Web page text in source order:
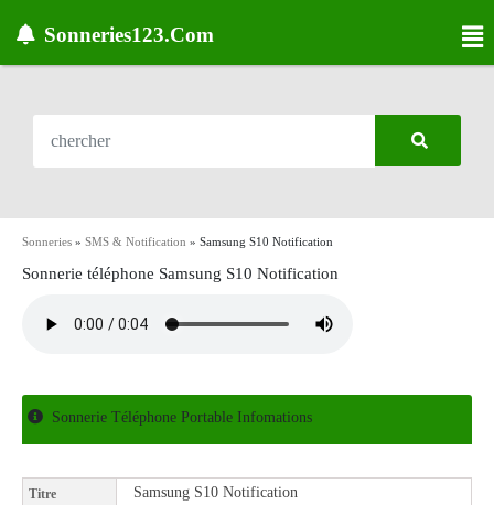
Sonneries123.Com
Sonneries » SMS & Notification » Samsung S10 Notification
Sonnerie téléphone Samsung S10 Notification
Sonnerie Téléphone Portable Infomations
Titre Samsung S10 Notification